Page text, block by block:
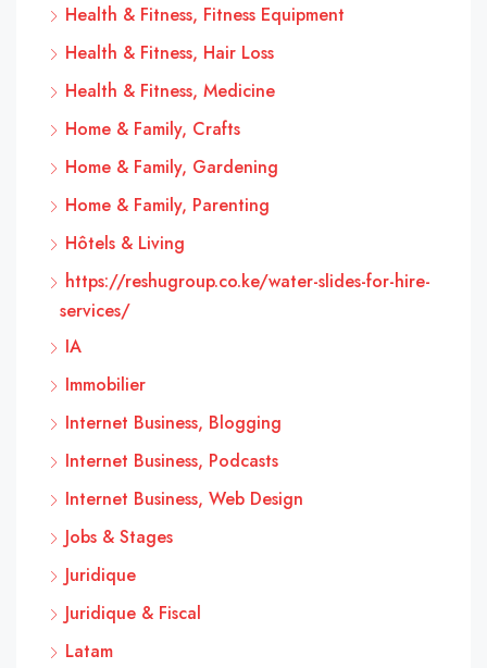
Health & Fitness, Fitness Equipment
Health & Fitness, Hair Loss
Health & Fitness, Medicine
Home & Family, Crafts
Home & Family, Gardening
Home & Family, Parenting
Hôtels & Living
https://reshugroup.co.ke/water-slides-for-hire-
services/
IA
Immobilier
Internet Business, Blogging
Internet Business, Podcasts
Internet Business, Web Design
Jobs & Stages
Juridique
Juridique & Fiscal
Latam